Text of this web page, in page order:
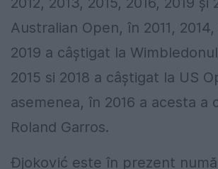
Australian Open, în 2011, 2014,
2019 a câștigat la
2015 si 2018 a câștigat la US
asemenea, în 2016 a acesta a
Roland Garros.
Đjoković este în prezent